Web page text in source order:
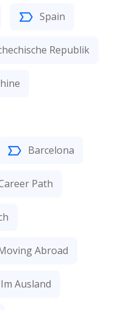
Spain
Republik
Barcelona
Path
Abroad
Ausland